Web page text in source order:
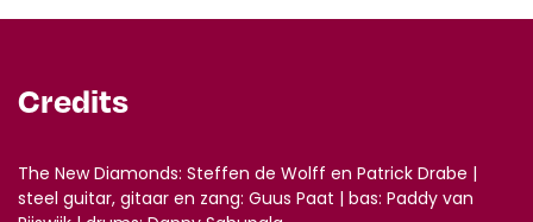
Credits
The New Diamonds: Steffen de Wolff en Patrick Drabe |
steel guitar, gitaar en zang: Guus Paat | bas: Paddy van